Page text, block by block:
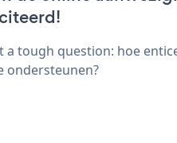
a tough question: hoe
ondersteunen?